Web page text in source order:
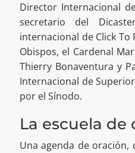
Director Internacional
secretario del
internacional de Click
Obispos, el Cardenal
Thierry Bonaventura y
Internacional de
por el Sínodo.
La escuela
Una agenda de